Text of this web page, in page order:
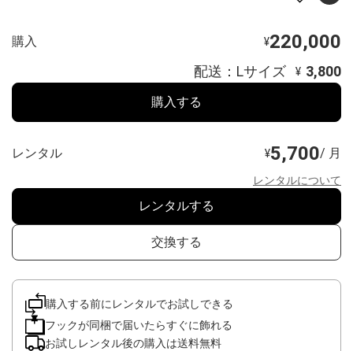
購入 ¥220,000
配送：Lサイズ ¥ 3,800
購入する
レンタル ¥5,700/ 月
レンタルについて
レンタルする
交換する
購入する前にレンタルでお試しできる
フックが同梱で届いたらすぐに飾れる
お試しレンタル後の購入は送料無料